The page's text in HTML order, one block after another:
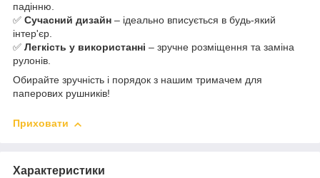
падінню.
✅ Сучасний дизайн – ідеально вписується в будь-який
інтер'єр.
✅ Легкість у використанні – зручне розміщення та заміна
рулонів.
Обирайте зручність і порядок з нашим тримачем для
паперових рушників!
Приховати
Характеристики